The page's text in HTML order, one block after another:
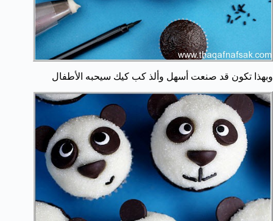
وبهذا تكون قد صنعت أسهل وألذ كب كيك سيحبه الأطفال